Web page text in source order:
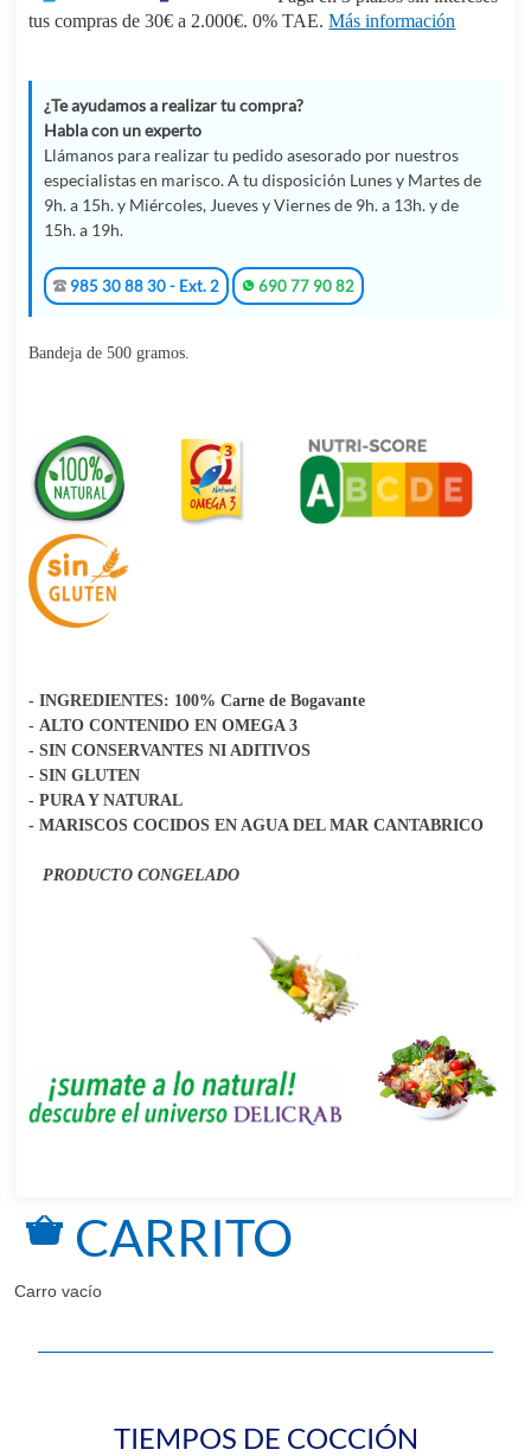
tus compras de 30€ a 2.000€. 0% TAE.Más información
¿Te ayudamos a realizar tu compra?
Habla con un experto
Llámanos para realizar tu pedido asesorado por nuestros
especialistas en marisco. A tu disposición Lunes y Martes de
9h. a 15h. y Miércoles, Jueves y Viernes de 9h. a 13h. y de
15h. a 19h.
985 30 88 30 - Ext. 2 690 77 90 82
Bandeja de 500 gramos.
- INGREDIENTES: 100% Carne de Bogavante
- ALTO CONTENIDO EN OMEGA 3
- SIN CONSERVANTES NI ADITIVOS
- SIN GLUTEN
- PURA Y NATURAL
- MARISCOS COCIDOS EN AGUA DEL MAR CANTABRICO
PRODUCTO CONGELADO
CARRITO
Carro vacío
TIEMPOS DE COCCIÓN